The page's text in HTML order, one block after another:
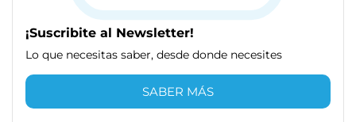
¡Suscribite al Newsletter!
Lo que necesitas saber, desde donde necesites
SABER MÁS